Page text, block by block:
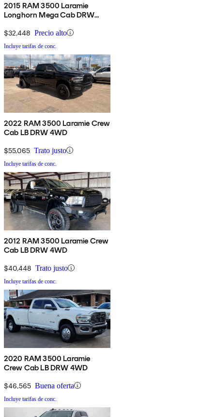
2015 RAM 3500 Laramie
Longhorn Mega Cab DRW
$32,448 Precio alto
Incluye tarifas de conc.
2022 RAM 3500 Laramie Crew
Cab LB DRW 4WD
$55,065 Trato justo
Incluye tarifas de conc.
2012 RAM 3500 Laramie Crew
Cab LB DRW 4WD
$40,448 Trato justo
Incluye tarifas de conc.
2020 RAM 3500 Laramie
Crew Cab LB DRW 4WD
$46,565 Buena oferta
Incluye tarifas de conc.